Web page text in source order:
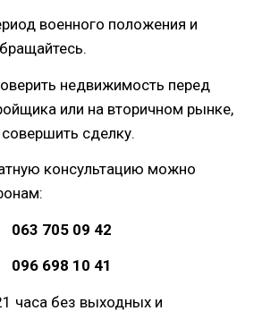
военного положения и
недвижимость перед
или на вторичном рынке,
сделку.
консультацию можно
063 705 09 42
096 698 10 41
часа без выходных и